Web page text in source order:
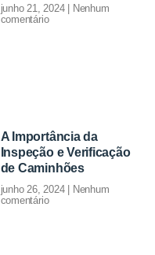
junho 21, 2024
Nenhum
comentário
A Importância da
Inspeção e Verificação
de Caminhões
junho 26, 2024
Nenhum
comentário